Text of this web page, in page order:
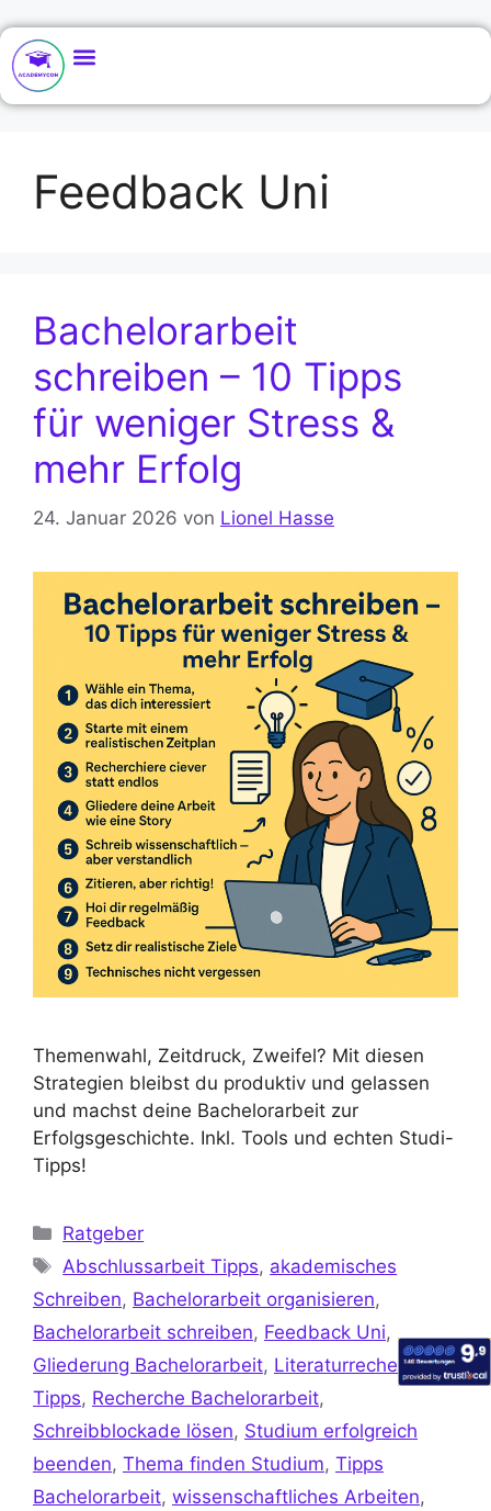
Feedback Uni
Bachelorarbeit
schreiben – 10 Tipps
für weniger Stress &
mehr Erfolg
24. Januar 2026 von Lionel Hasse
Themenwahl, Zeitdruck, Zweifel? Mit diesen
Strategien bleibst du produktiv und gelassen
und machst deine Bachelorarbeit zur
Erfolgsgeschichte. Inkl. Tools und echten Studi-
Tipps!
Ratgeber
Abschlussarbeit Tipps, akademisches
Schreiben, Bachelorarbeit organisieren,
Bachelorarbeit schreiben, Feedback Uni,
Gliederung Bachelorarbeit, Literaturrecherche
Tipps, Recherche Bachelorarbeit,
Schreibblockade lösen, Studium erfolgreich
beenden, Thema finden Studium, Tipps
Bachelorarbeit, wissenschaftliches Arbeiten,